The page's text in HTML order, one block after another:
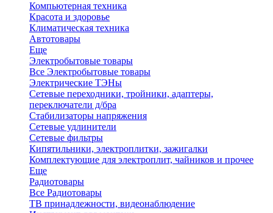
Компьютерная техника
Красота и здоровье
Климатическая техника
Автотовары
Еще
Электробытовые товары
Все Электробытовые товары
Электрические ТЭНы
Сетевые переходники, тройники, адаптеры,
переключатели д/бра
Стабилизаторы напряжения
Сетевые удлинители
Сетевые фильтры
Кипятильники, электроплитки, зажигалки
Комплектующие для электроплит, чайников и прочее
Еще
Радиотовары
Все Радиотовары
ТВ принадлежности, видеонаблюдение